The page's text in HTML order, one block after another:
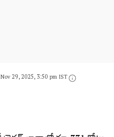
Nov 29, 2025, 3:50 pm IST